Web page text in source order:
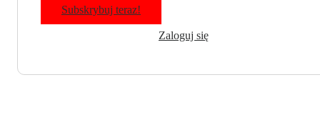
Subskrybuj teraz!
Zaloguj się